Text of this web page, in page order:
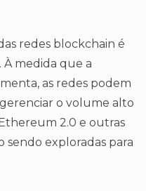
redes blockchain é
À medida que a
as redes podem
o volume alto
2.0 e outras
sendo exploradas para